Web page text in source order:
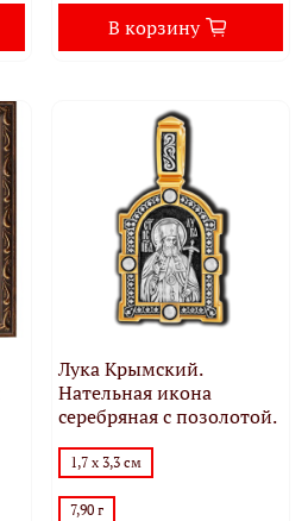
В корзину
Лука Крымский.
Нательная икона
серебряная с позолотой.
1,7 х 3,3 см
7,90 г